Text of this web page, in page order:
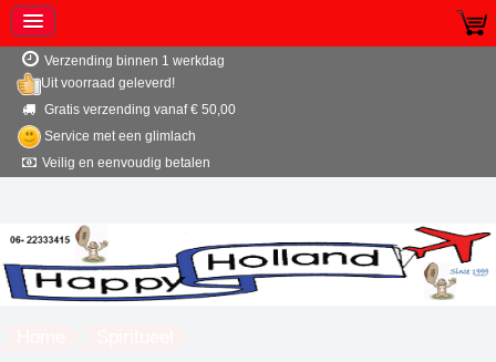
Verzending binnen 1 werkdag
Uit voorraad geleverd!
Gratis verzending vanaf € 50,00
Service met een glimlach
Veilig en eenvoudig betalen